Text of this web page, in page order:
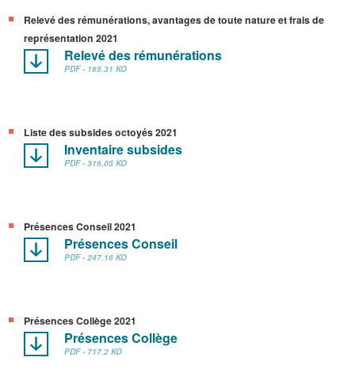
Relevé des rémunérations, avantages de toute nature et frais de
représentation 2021
Relevé des rémunérations
PDF - 165.31 KO
Liste des subsides octoyés 2021
Inventaire subsides
PDF - 316.05 KO
Présences Conseil 2021
Présences Conseil
PDF - 247.16 KO
Présences Collège 2021
Présences Collège
PDF - 717.2 KO